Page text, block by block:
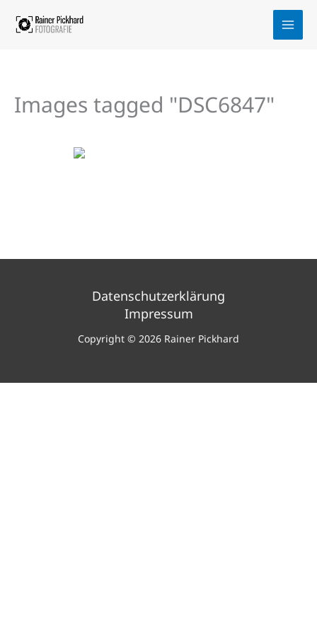
Inhalt
Images tagged "DSC6847"
Datenschutzerklärung
Impressum
Copyright © 2026 Rainer Pickhard